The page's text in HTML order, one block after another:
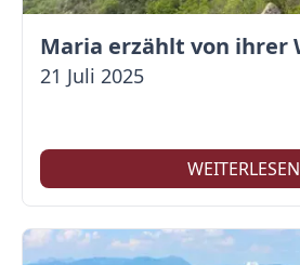
21 Juli 2025
WEITERLESEN